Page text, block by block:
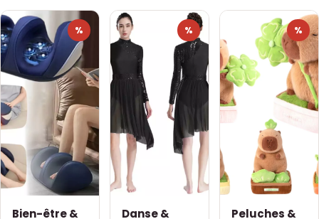
%
Bien-être &
%
Danse &
%
Peluches &